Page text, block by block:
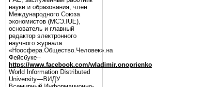
науки и образования, член
Международного Союза
экономистов (МСЭ.IUE),
основатель и главный
редактор электронного
научного журнала
«Ноосфера.Общество.Человек».на
Фейсбуке--
https://www.facebook.com/wladimir.onoprienko
World Information Distributed
University—ВИДУ